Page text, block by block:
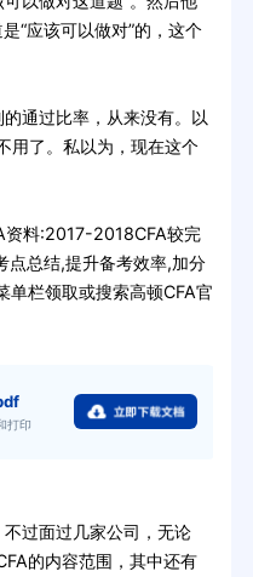
“应该可以做对”的，这个
通过比率，从来没有。以
用了。私以为，现在这个
料:2017-2018CFA较完
点总结,提升备考效率,加分
单栏领取或搜索高顿CFA官
打印
过面过几家公司，无论
的内容范围，其中还有